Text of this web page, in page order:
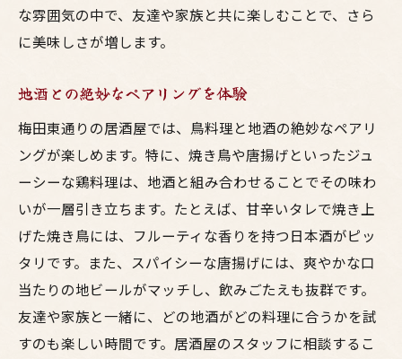
な雰囲気の中で、友達や家族と共に楽しむことで、さら
に美味しさが増します。
地酒との絶妙なペアリングを体験
梅田東通りの居酒屋では、鳥料理と地酒の絶妙なペアリ
ングが楽しめます。特に、焼き鳥や唐揚げといったジュ
ーシーな鶏料理は、地酒と組み合わせることでその味わ
いが一層引き立ちます。たとえば、甘辛いタレで焼き上
げた焼き鳥には、フルーティな香りを持つ日本酒がピッ
タリです。また、スパイシーな唐揚げには、爽やかな口
当たりの地ビールがマッチし、飲みごたえも抜群です。
友達や家族と一緒に、どの地酒がどの料理に合うかを試
すのも楽しい時間です。居酒屋のスタッフに相談するこ